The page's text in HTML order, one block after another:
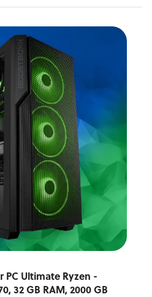
Ultimate Ryzen -
32 GB RAM, 2000 GB